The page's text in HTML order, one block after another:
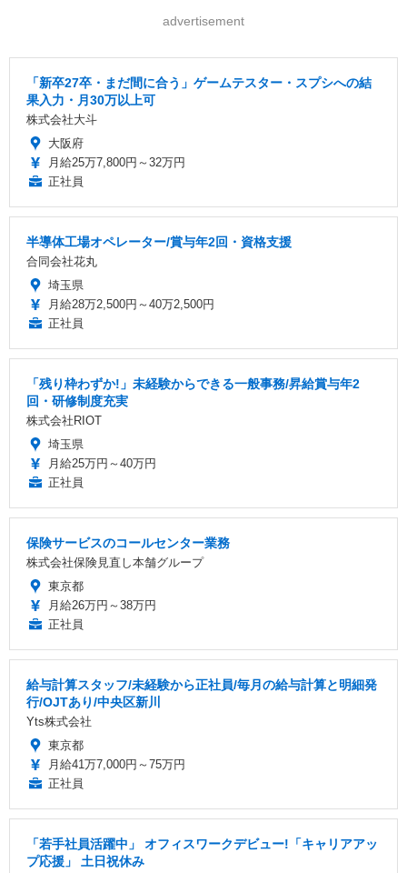
advertisement
「新卒27卒・まだ間に合う」ゲームテスター・スプシへの結
果入力・月30万以上可
株式会社大斗
大阪府
月給25万7,800円～32万円
正社員
半導体工場オペレーター/賞与年2回・資格支援
合同会社花丸
埼玉県
月給28万2,500円～40万2,500円
正社員
「残り枠わずか!」未経験からできる一般事務/昇給賞与年2
回・研修制度充実
株式会社RIOT
埼玉県
月給25万円～40万円
正社員
保険サービスのコールセンター業務
株式会社保険見直し本舗グループ
東京都
月給26万円～38万円
正社員
給与計算スタッフ/未経験から正社員/毎月の給与計算と明細発
行/OJTあり/中央区新川
Yts株式会社
東京都
月給41万7,000円～75万円
正社員
「若手社員活躍中」 オフィスワークデビュー!「キャリアアッ
プ応援」 土日祝休み